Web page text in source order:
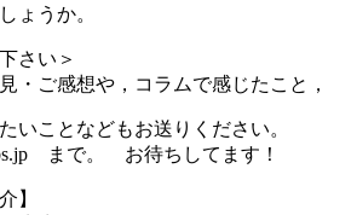
ょうか。
さい＞
・ご感想や，コラムで感じたこと，
いことなどもお送りください。
まで。 お待ちしてます！
】